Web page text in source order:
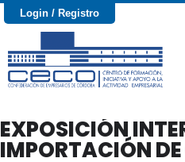
Login / Registro
EXPOSICIÓN
IMPORTACIÓN